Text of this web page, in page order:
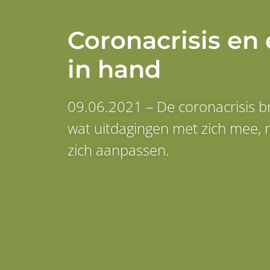
Coronacrisis
in hand
09.06.2021 – De coronacrisis
wat uitdagingen met zich
zich aanpassen.